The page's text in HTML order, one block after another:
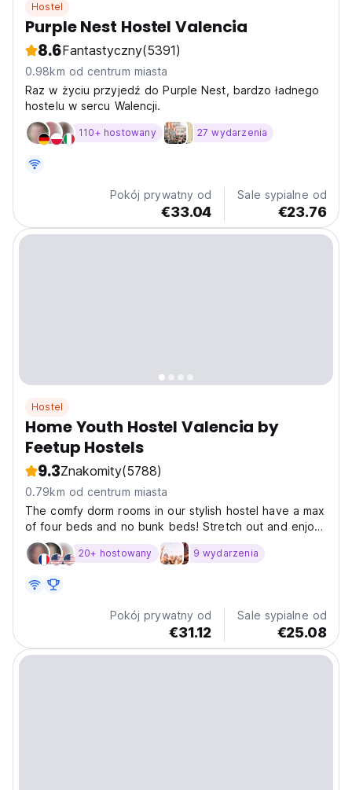
Hostel
Purple Nest Hostel Valencia
8.6Fantastyczny(5391)
0.98km od centrum miasta
Raz w życiu przyjedź do Purple Nest, bardzo ładnego
hostelu w sercu Walencji.
110+ hostowany 27 wydarzenia
Pokój prywatny od
€33.04
Sale sypialne od
€23.76
Hostel
Home Youth Hostel Valencia by
Feetup Hostels
9.3Znakomity(5788)
0.79km od centrum miasta
The comfy dorm rooms in our stylish hostel have a max
of four beds and no bunk beds! Stretch out and enjoy
Valencia!
20+ hostowany 9 wydarzenia
Pokój prywatny od
€31.12
Sale sypialne od
€25.08